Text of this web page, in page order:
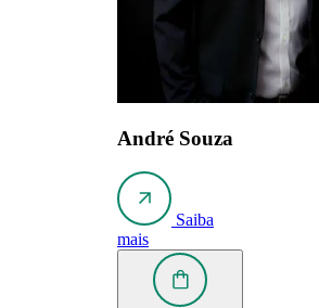
André Souza
Saiba
mais